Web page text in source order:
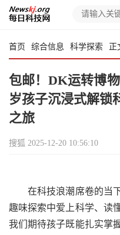
首页 综合信息 科学探索 正
包邮！DK运转博
岁孩子沉浸式解锁
之旅
搜狐 2025-12-20 10:56:10
在科技浪潮席卷的当下
趣味探索中爱上科学、读
我们期待孩子既能扎实掌